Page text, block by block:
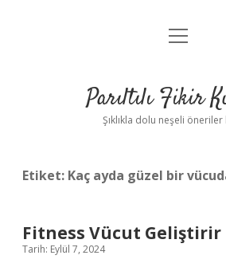
Anasayfa
Yasal Uyarı
menüyü
Parıltılı Fikir
Şıklıkla dolu neşeli öneriler
Etiket: Kaç ayda güzel bir
Fitness Vücut Geliştirir
Tarih: Eylül 7, 2024